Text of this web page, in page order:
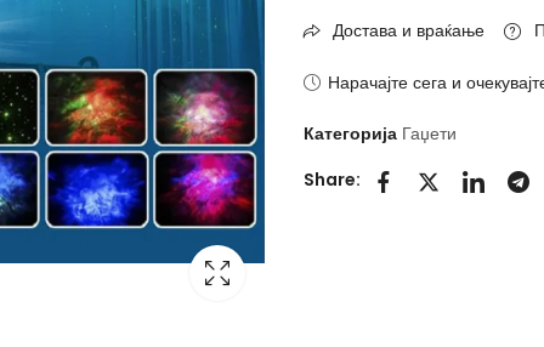
Достава и враќање
Нарачајте сега и
Категорија Гаџети
Share: